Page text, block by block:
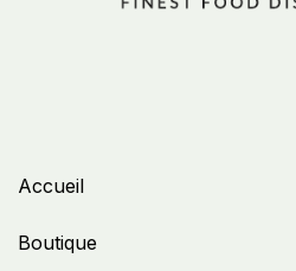
Accueil
Boutique